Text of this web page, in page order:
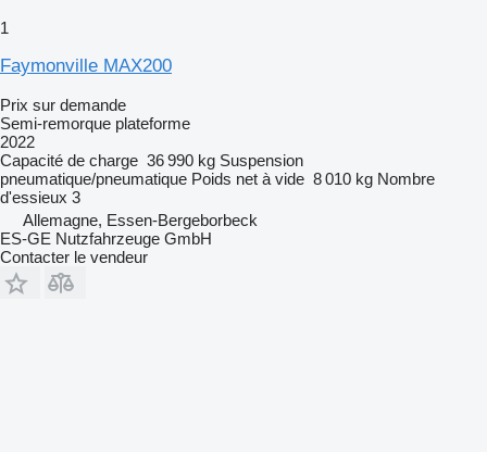
1
Faymonville MAX200
Prix sur demande
Semi-remorque plateforme
2022
Capacité de charge 36 990 kg Suspension
pneumatique/pneumatique Poids net à vide 8 010 kg Nombre
d'essieux 3
Allemagne, Essen-Bergeborbeck
ES-GE Nutzfahrzeuge GmbH
Contacter le vendeur